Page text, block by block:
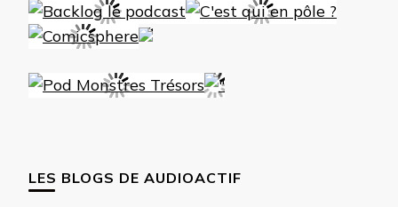
LES BLOGS DE AUDIOACTIF